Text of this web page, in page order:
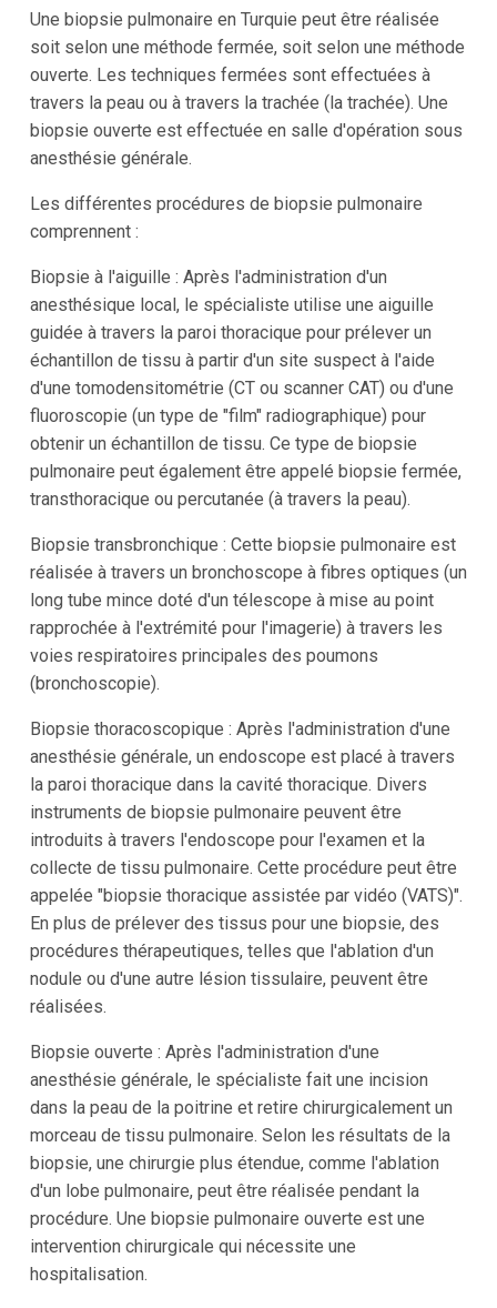
Une biopsie pulmonaire en Turquie peut être réalisée
soit selon une méthode fermée, soit selon une méthode
ouverte. Les techniques fermées sont effectuées à
travers la peau ou à travers la trachée (la trachée). Une
biopsie ouverte est effectuée en salle d'opération sous
anesthésie générale.
Les différentes procédures de biopsie pulmonaire
comprennent :
Biopsie à l'aiguille : Après l'administration d'un
anesthésique local, le spécialiste utilise une aiguille
guidée à travers la paroi thoracique pour prélever un
échantillon de tissu à partir d'un site suspect à l'aide
d'une tomodensitométrie (CT ou scanner CAT) ou d'une
fluoroscopie (un type de "film" radiographique) pour
obtenir un échantillon de tissu. Ce type de biopsie
pulmonaire peut également être appelé biopsie fermée,
transthoracique ou percutanée (à travers la peau).
Biopsie transbronchique : Cette biopsie pulmonaire est
réalisée à travers un bronchoscope à fibres optiques (un
long tube mince doté d'un télescope à mise au point
rapprochée à l'extrémité pour l'imagerie) à travers les
voies respiratoires principales des poumons
(bronchoscopie).
Biopsie thoracoscopique : Après l'administration d'une
anesthésie générale, un endoscope est placé à travers
la paroi thoracique dans la cavité thoracique. Divers
instruments de biopsie pulmonaire peuvent être
introduits à travers l'endoscope pour l'examen et la
collecte de tissu pulmonaire. Cette procédure peut être
appelée "biopsie thoracique assistée par vidéo (VATS)".
En plus de prélever des tissus pour une biopsie, des
procédures thérapeutiques, telles que l'ablation d'un
nodule ou d'une autre lésion tissulaire, peuvent être
réalisées.
Biopsie ouverte : Après l'administration d'une
anesthésie générale, le spécialiste fait une incision
dans la peau de la poitrine et retire chirurgicalement un
morceau de tissu pulmonaire. Selon les résultats de la
biopsie, une chirurgie plus étendue, comme l'ablation
d'un lobe pulmonaire, peut être réalisée pendant la
procédure. Une biopsie pulmonaire ouverte est une
intervention chirurgicale qui nécessite une
hospitalisation.